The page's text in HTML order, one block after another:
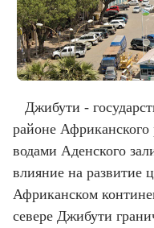
Джибути -
районе Африканского
водами Аденского
влияние на развитие
Африканском
севере Джибути